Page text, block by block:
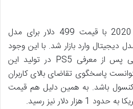
پلی‌استیشن 5 اواخر سال 2020 با قیمت 499 دلار برای مدل
دلار برای مدل دیجیتال وارد بازار شد. با این وجود
به دلیل کمبود قطعه، سونی پس از معرفی PS5 در تولید این
پاسخگوی تقاضای بالای کاربران
باشد. به همین دلیل هم قیمت
دلار نیز رسید.